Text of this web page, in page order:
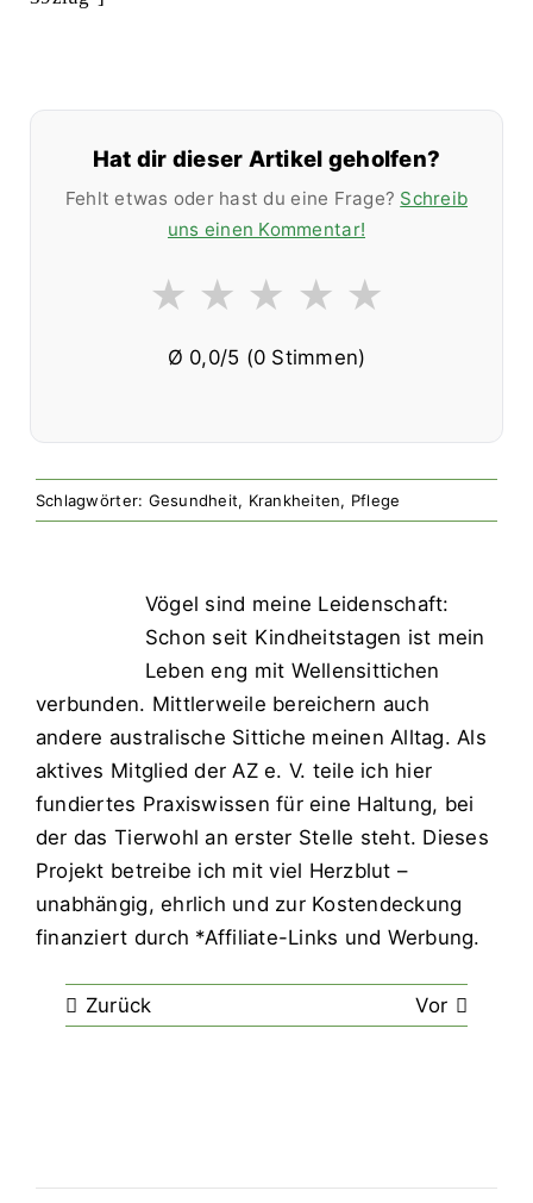
Hat dir dieser Artikel geholfen?
Fehlt etwas oder hast du eine Frage? Schreib
uns einen Kommentar!
★
★
★
★
★
Ø 0,0/5 (0 Stimmen)
Schlagwörter: Gesundheit, Krankheiten, Pflege
Vögel sind meine Leidenschaft:
Schon seit Kindheitstagen ist mein
Leben eng mit Wellensittichen
verbunden. Mittlerweile bereichern auch
andere australische Sittiche meinen Alltag. Als
aktives Mitglied der AZ e. V. teile ich hier
fundiertes Praxiswissen für eine Haltung, bei
der das Tierwohl an erster Stelle steht. Dieses
Projekt betreibe ich mit viel Herzblut –
unabhängig, ehrlich und zur Kostendeckung
finanziert durch *Affiliate-Links und Werbung.
Zurück Vor